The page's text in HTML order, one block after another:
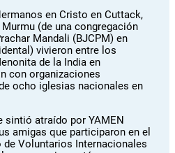
en Cristo en Cuttack,
(de una congregación
Mandali (BJCPM) en
vivieron entre los
de la India en
con organizaciones
ocho iglesias nacionales en
sintió atraído por YAMEN
amigas que participaron en el
de Voluntarios Internacionales